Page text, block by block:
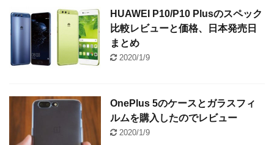
HUAWEI P10/P10 Plusのスペック
比較レビューと価格、日本発売日
まとめ
2020/1/9
OnePlus 5のケースとガラスフィ
ルムを購入したのでレビュー
2020/1/9